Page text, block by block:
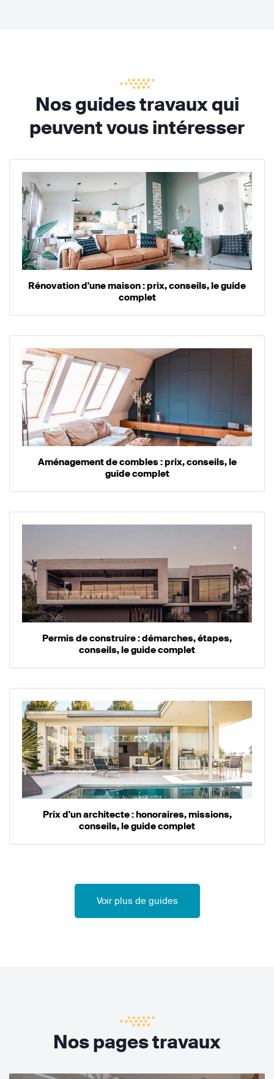
Nos guides travaux qui
peuvent vous intéresser
Rénovation d'une maison : prix, conseils, le guide
complet
Aménagement de combles : prix, conseils, le
guide complet
Permis de construire : démarches, étapes,
conseils, le guide complet
Prix d'un architecte : honoraires, missions,
conseils, le guide complet
Voir plus de guides
Nos pages travaux